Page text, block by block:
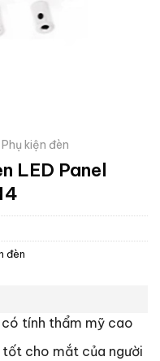
Phụ kiện đèn
LED Panel
đèn
có tính thẩm mỹ cao
tốt cho mắt của người